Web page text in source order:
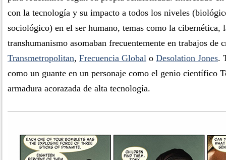
con la tecnología y su impacto a todos los niveles
sociológico) en el ser humano, temas como la cibernética,
transhumanismo asomaban frecuentemente en trabajos de
Transmetropolitan, Frecuencia Global o Desolation Jones.
como un guante en un personaje como el genio científico
armadura acorazada de alta tecnología.